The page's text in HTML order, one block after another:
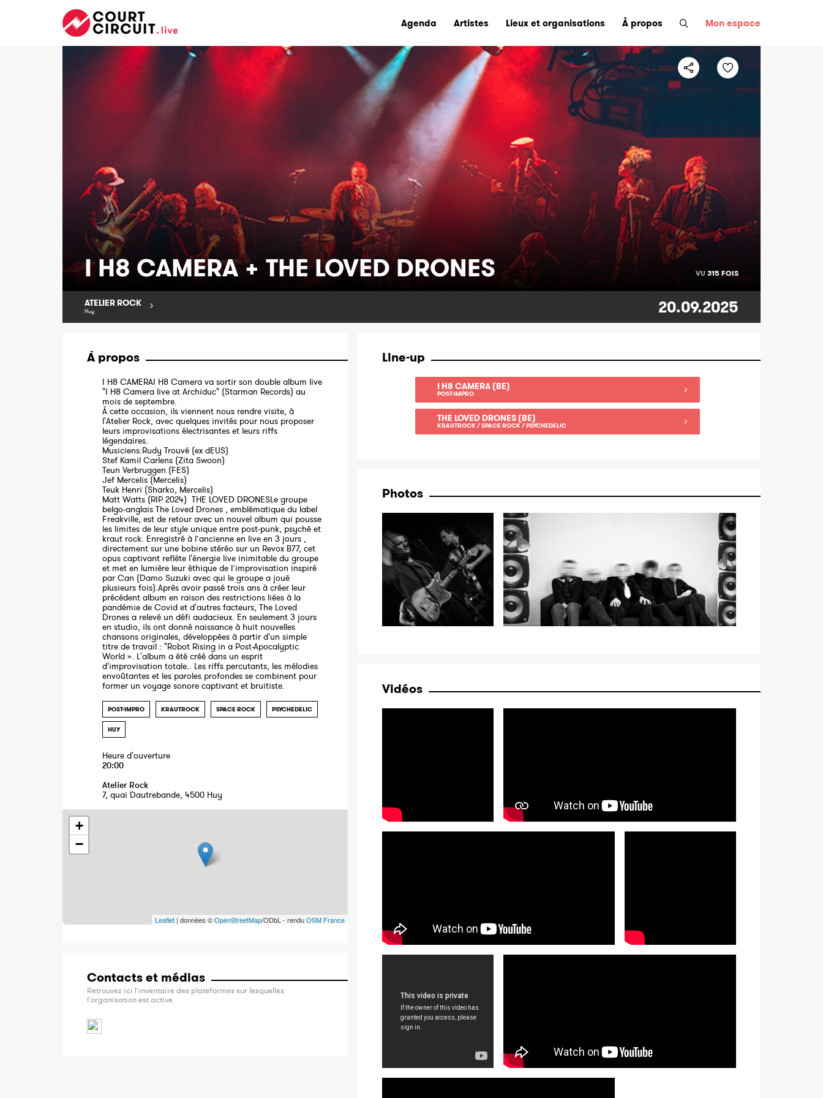
Agenda Artistes Lieux et organisations À propos Mon espace
I H8 CAMERA + THE LOVED DRONES VU 315 FOIS
ATELIER ROCK
Huy 20.09.2025
À propos
I H8 CAMERAI H8 Camera va sortir son double album live
"I H8 Camera live at Archiduc" (Starman Records) au
mois de septembre.
À cette occasion, ils viennent nous rendre visite, à
l'Atelier Rock, avec quelques invités pour nous proposer
leurs improvisations électrisantes et leurs riffs
légendaires.
Musiciens:Rudy Trouvé (ex dEUS)
Stef Kamil Carlens (Zita Swoon)
Teun Verbruggen (FES)
Jef Mercelis (Mercelis)
Teuk Henri (Sharko, Mercelis)
Matt Watts (RIP 2024) THE LOVED DRONESLe groupe
belgo-anglais The Loved Drones , emblématique du label
Freakville, est de retour avec un nouvel album qui pousse
les limites de leur style unique entre post-punk, psyché et
kraut rock. Enregistré à l’ancienne en live en 3 jours ,
directement sur une bobine stéréo sur un Revox B77, cet
opus captivant reflète l'énergie live inimitable du groupe
et met en lumière leur éthique de l’improvisation inspiré
par Can (Damo Suzuki avec qui le groupe a joué
plusieurs fois).Après avoir passé trois ans à créer leur
précédent album en raison des restrictions liées à la
pandémie de Covid et d'autres facteurs, The Loved
Drones a relevé un défi audacieux. En seulement 3 jours
en studio, ils ont donné naissance à huit nouvelles
chansons originales, développées à partir d'un simple
titre de travail : "Robot Rising in a Post-Apocalyptic
World ». L'album a été créé dans un esprit
d'improvisation totale.. Les riffs percutants, les mélodies
envoûtantes et les paroles profondes se combinent pour
former un voyage sonore captivant et bruitiste.
POST-IMPRO KRAUTROCK SPACE ROCK PSYCHEDELIC
HUY
Heure d'ouverture
20:00
Atelier Rock
7, quai Dautrebande, 4500 Huy
+
−
Leaflet| données ©OpenStreetMap/ODbL - renduOSM France
Contacts et médias
Retrouvez ici l'inventaire des plateformes sur lesquelles
l'organisation est active
Line-up
I H8 CAMERA (BE)
POST-IMPRO
THE LOVED DRONES (BE)
KRAUTROCK / SPACE ROCK / PSYCHEDELIC
Photos
Vidéos